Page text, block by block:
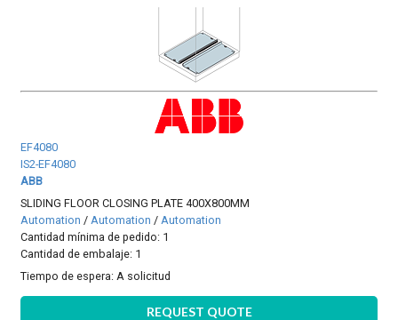
EF4080
IS2-EF4080
ABB
SLIDING FLOOR CLOSING PLATE 400X800MM
Automation /Automation /Automation
Cantidad mínima de pedido: 1
Cantidad de embalaje: 1
Tiempo de espera:A solicitud
REQUEST QUOTE